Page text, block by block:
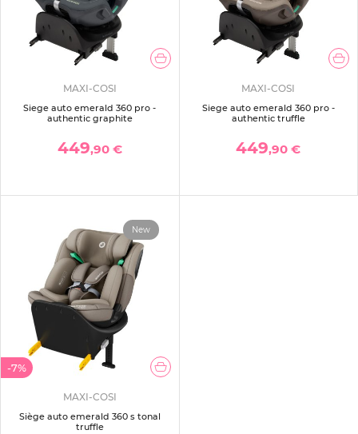
MAXI-COSI
Siege auto emerald 360 pro -
authentic graphite
449,90 €
MAXI-COSI
Siege auto emerald 360 pro -
authentic truffle
449,90 €
-7%
New
MAXI-COSI
Siège auto emerald 360 s tonal
truffle